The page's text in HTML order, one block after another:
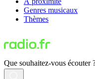
Genres musicaux
Thèmes
Que souhaitez-vous écouter